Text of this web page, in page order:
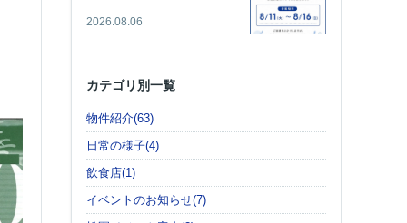
2026.08.06
カテゴリ別一覧
物件紹介(63)
日常の様子(4)
飲食店(1)
イベントのお知らせ(7)